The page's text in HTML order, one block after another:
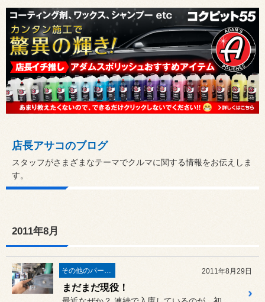
店長アサコのブログ
スタッフがさまざまなテーマでクルマに関する情報をお伝えしま
す。
2011年8月
2011年8月29日
まだまだ現役！